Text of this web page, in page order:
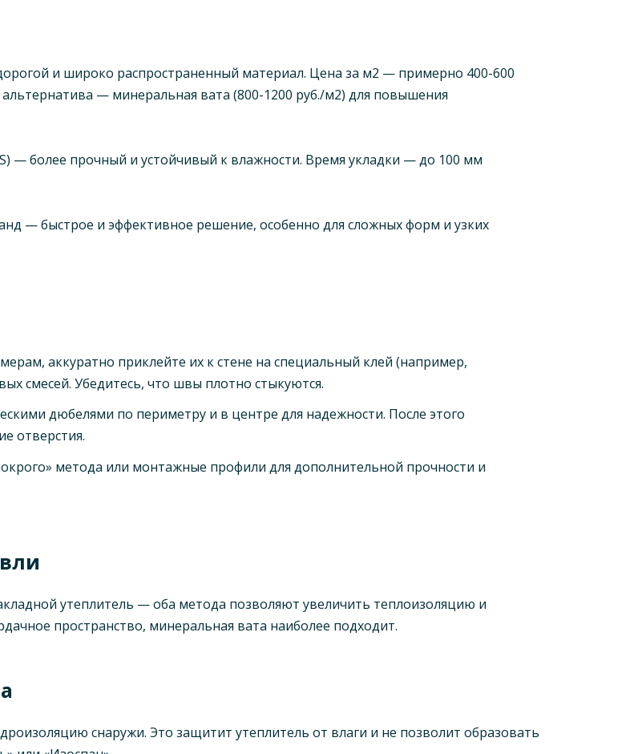
и широко распространенный материал. Цена за м2 — примерно 400-600
— минеральная вата (800-1200 руб./м2) для повышения
— более прочный и устойчивый к влажности. Время укладки — до 100 мм
— быстрое и эффективное решение, особенно для сложных форм и узких
аккуратно приклейте их к стене на специальный клей (например,
смесей. Убедитесь, что швы плотно стыкуются.
дюбелями по периметру и в центре для надежности. После этого
отверстия.
метода или монтажные профили для дополнительной прочности и
утеплитель — оба метода позволяют увеличить теплоизоляцию и
пространство, минеральная вата наиболее подходит.
снаружи. Это защитит утеплитель от влаги и не позволит образовать